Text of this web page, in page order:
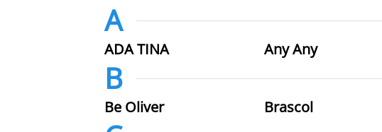
A
ADA TINA Any Any
B
Be Oliver Brascol